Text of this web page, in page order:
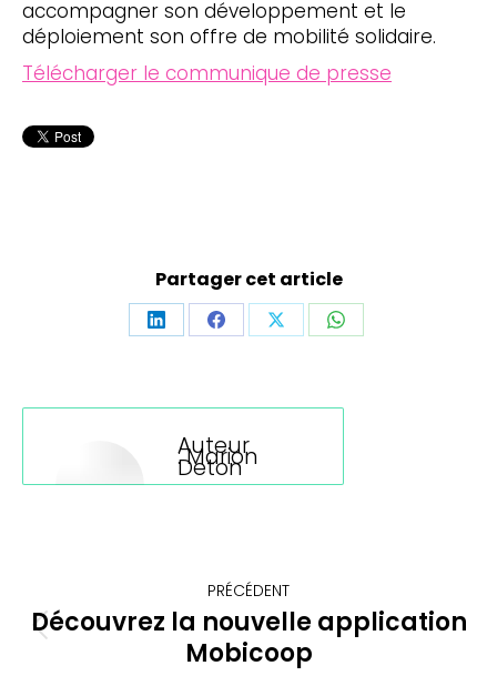
accompagner son développement et le
déploiement son offre de mobilité solidaire.
Télécharger le communique de presse
Partager cet article
PartagerPartagerPartagerPartager
Auteur
:Marion
Deton
Navigation
article PRÉCÉDENT
Article
précédent
Découvrez la nouvelle application
Mobicoop